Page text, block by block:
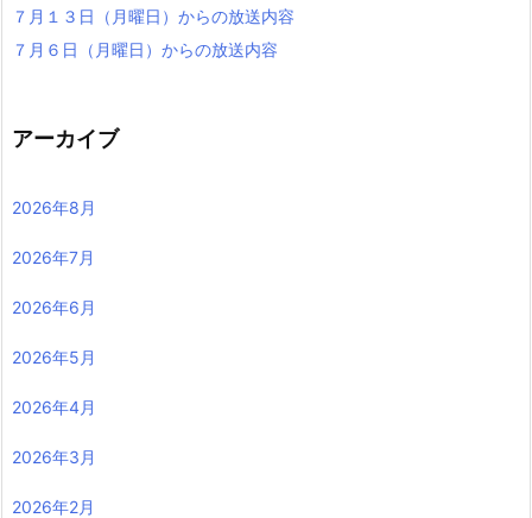
７月１３日（月曜日）からの放送内容
７月６日（月曜日）からの放送内容
アーカイブ
2026年8月
2026年7月
2026年6月
2026年5月
2026年4月
2026年3月
2026年2月